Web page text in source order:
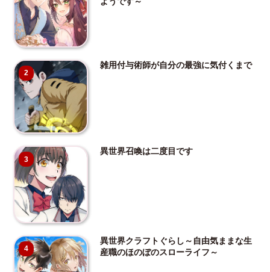
2
雑用付与術師が自分の最強に気付くまで
3
異世界召喚は二度目です
4
異世界クラフトぐらし～自由気ままな生
産職のほのぼのスローライフ～